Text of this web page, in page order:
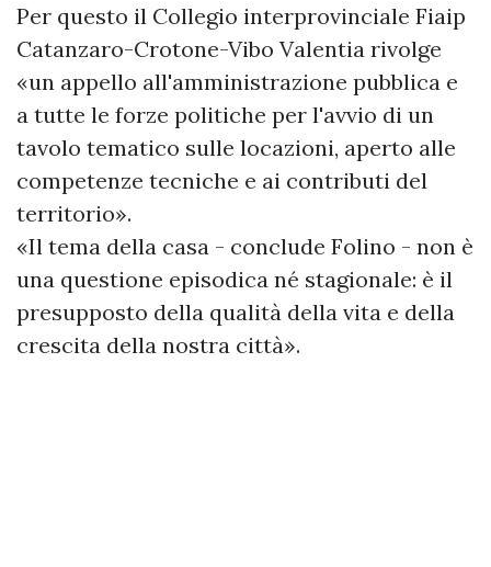
Per questo il Collegio interprovinciale Fiaip
Catanzaro-Crotone-Vibo Valentia rivolge
«un appello all'amministrazione pubblica e
a tutte le forze politiche per l'avvio di un
tavolo tematico sulle locazioni, aperto alle
competenze tecniche e ai contributi del
territorio».
«Il tema della casa - conclude Folino - non è
una questione episodica né stagionale: è il
presupposto della qualità della vita e della
crescita della nostra città».